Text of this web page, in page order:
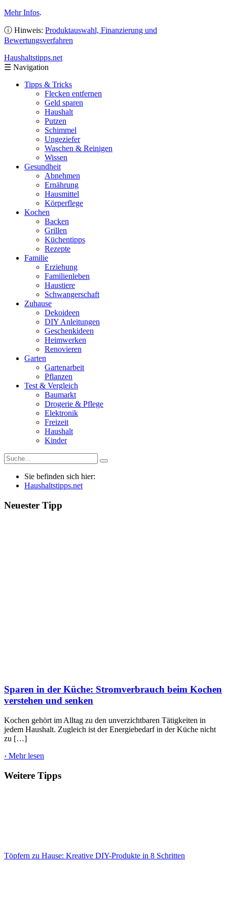
Mehr Infos.
ⓘ Hinweis: Produktauswahl, Finanzierung und
Bewertungsverfahren
Haushaltstipps.net
☰ Navigation
Tipps & Tricks
Flecken entfernen
Geld sparen
Haushalt
Putzen
Schimmel
Ungeziefer
Waschen & Reinigen
Wissen
Gesundheit
Abnehmen
Ernährung
Hausmittel
Körperflege
Kochen
Backen
Grillen
Küchentipps
Rezepte
Familie
Erziehung
Familienleben
Haustiere
Schwangerschaft
Zuhause
Dekoideen
DIY Anleitungen
Geschenkideen
Heimwerken
Renovieren
Garten
Gartenarbeit
Pflanzen
Test & Vergleich
Baumarkt
Drogerie & Pflege
Elektronik
Freizeit
Haushalt
Kinder
Sie befinden sich hier:
Haushaltstipps.net
Neuester Tipp
Sparen in der Küche: Stromverbrauch beim Kochen
verstehen und senken
Kochen gehört im Alltag zu den unverzichtbaren Tätigkeiten in
jedem Haushalt. Zugleich ist der Energiebedarf in der Küche nicht
zu […]
› Mehr lesen
Weitere Tipps
Töpfern zu Hause: Kreative DIY-Produkte in 8 Schritten